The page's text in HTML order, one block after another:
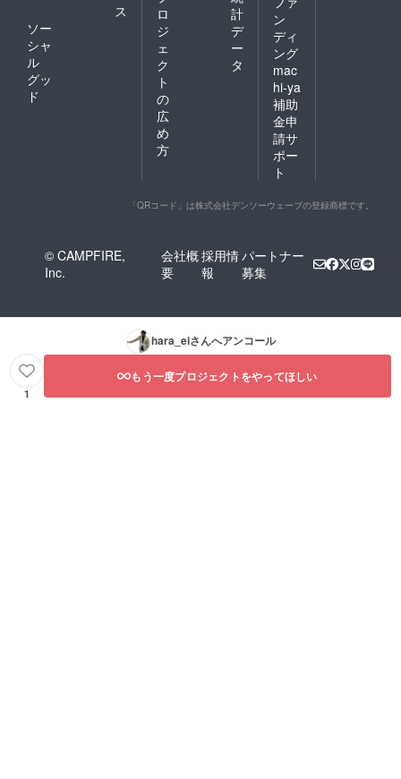
ス
ソー
シャ
ル
グッ
ド
ロ
ジ
ェ
ク
ト
の
広
め
方
計
デ
ー
タ
ン
ディ
ング
mac
hi-ya
補助
金申
請サ
ポー
ト
「QRコード」は株式会社デンソーウェーブの登録商標です。
© CAMPFIRE,
Inc.
会社概
要
採用情
報
パートナー
募集
hara_eiさんへアンコール
1
もう一度プロジェクトをやってほしい